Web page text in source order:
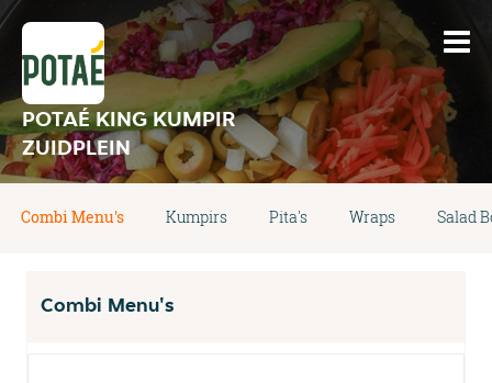
POTAÉ KING KUMPIR
ZUIDPLEIN
Combi Menu's Kumpirs Pita's Wraps Salad
Combi Menu's